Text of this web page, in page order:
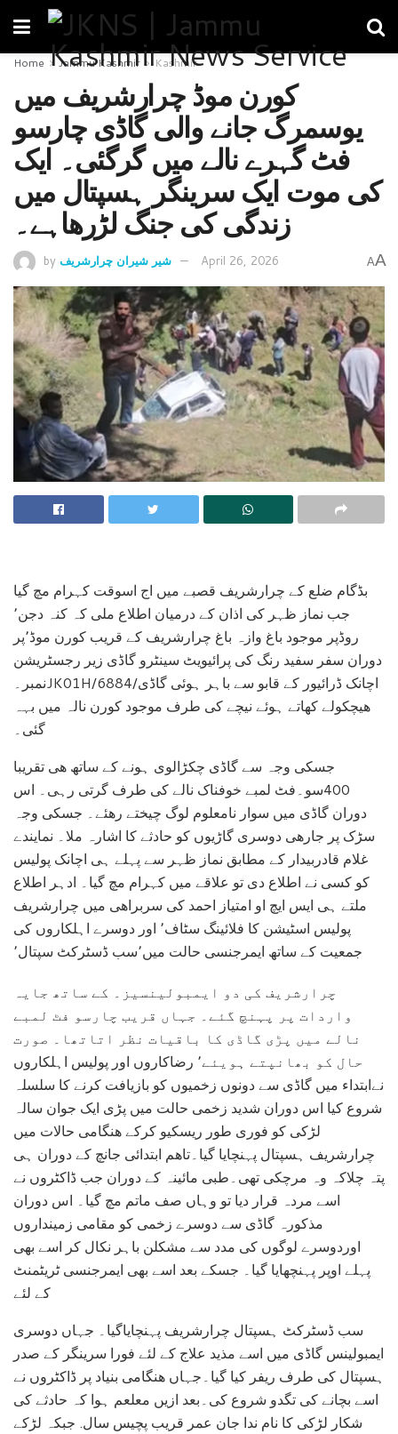
Home Jammu Kashmir Kashmir
کورن موڈ چرارشریف میں
یوسمرگ جانے والی گاڈی چارسو
فٹ گہرے نالے میں گرگئی۔ ایک
کی موت ایک سرینگر ہسپتال میں
زندگی کی جنگ لڑرھاہے۔
by شیر شیران چرارشریف April 26, 2026 AA
بڈگام ضلع کے چرارشریف قصبے میں اج اسوقت کہرام مچ گیا
جب نماز ظہر کی اذان کے درمیان اطلاع ملی کہ کنہ دجن٬
روڈپر موجود باغ وازہ باغ چرارشریف کے قریب کورن موڈ٬پر
دوران سفر سفید رنگ کی پرائیویٹ سینٹرو گاڈی زیر رجسٹریشن
نمبر۔JK01H/6884/اچانک ڈرائیور کے قابو سے باہر ہوئی گاڈی
ھیچکولے کھاتے ہوئے نیچے کی طرف موجود کورن نالہ میں بہہ
گئی۔
جسکی وجہ سے گاڈی چکڑالوی ہونے کے ساتھ ھی تقریبا
400سو۔فٹ لمبے خوفناک نالے کی طرف گرتی رہی۔ اس
دوران گاڈی میں سوار نامعلوم لوگ چیختے رھئے۔ جسکی وجہ
سڑک پر جارھی دوسری گاڑیوں کو حادثے کا اشارہ ملا۔ نمایندے
غلام قادربیدار کے مطابق نماز ظہر سے پہلے ہی اچانک پولیس
کو کسی نے اطلاع دی تو علاقے میں کہرام مچ گیا۔ ادہر اطلاع
ملتے ہی ایس ایچ او امتیاز احمد کی سربراھی میں چرارشریف
پولیس اسٹیشن کا فلائینگ سٹاف٬ اور دوسرے اہلکاروں کی
جمعیت کے ساتھ ایمرجنسی حالت میں٬سب ڈسٹرکٹ سپتال٬
چرارشریف کی دو ایمبولینسیز۔ کے ساتھ جایہ
واردات پر پہنچ گئے۔ جہاں قریب چارسو فٹ لمبے
نالے میں پڑی گاڈی کا باقیات نظر اتاتھا۔ صورت
حال کو بھانپتے ہویئے٬ رضاکاروں اور پولیس اہلکاروں
نےابتداء میں گاڈی سے دونوں زخمیوں کو بازیافت کرنے کا سلسلہ
شروع کیا اس دوران شدید زخمی حالت میں پڑی ایک جوان سالہ
لڑکی کو فوری طور ریسکیو کرکے ھنگامی حالات میں
چرارشریف ہسپتال پہنچایا گیا۔تاھم ابتدائی جانچ کے دوران ہی
پتہ چلاکہ وہ مرچکی تھی۔طبی مائینہ کے دوران جب ڈاکٹروں نے
اسے مردہ قرار دیا تو وہاں صف ماتم مچ گیا۔ اس دوران
مذکورہ گاڈی سے دوسرے زخمی کو مقامی زمینداروں
اوردوسرے لوگوں کی مدد سے مشکلن باہر نکال کر اسے بھی
پہلے اوپر پہنچھایا گیا۔ جسکے بعد اسے بھی ایمرجنسی ٹریٹمنٹ
کے لئے
سب ڈسٹرکٹ ہسپتال چرارشریف پہنچایاگیا۔ جہاں دوسری
ایمبولینس گاڈی میں اسے مذید علاج کے لئے فورا سرینگر کے صدر
ہسپتال کی طرف ریفر کیا گیا۔جہاں ھنگامی بنیاد پر ڈاکٹروں نے
اسے بچانے کی تگدو شروع کی۔بعد ازیں معلعم ہوا کہ حادثے کی
شکار لڑکی کا نام ندا جان عمر قریب پچیس سال. جبکہ لڑکے